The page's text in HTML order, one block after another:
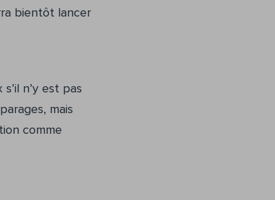
bientôt lancer
n’y est pas
mais
comme